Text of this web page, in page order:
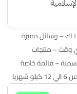
لك – وسائل مميزة
وقت – منتجات
– قائمة خاصة